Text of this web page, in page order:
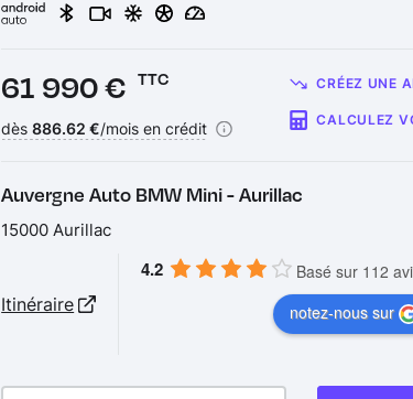
Prix :
61 990 € TTC
Financement :
dès886.62 €/mois en crédit
CRÉEZ UNE
CALCULEZ
Auvergne Auto BMW Mini - Aurillac
15000 Aurillac
Itinéraire
4.2 Basé sur 112
notez-nous sur